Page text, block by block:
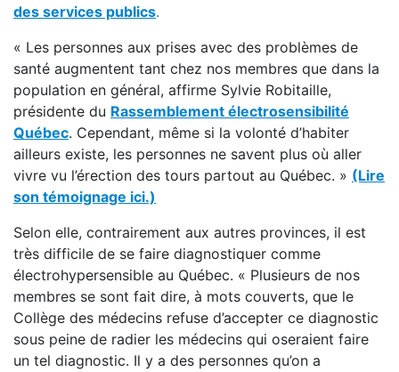
des services publics.
« Les personnes aux prises avec des problèmes de
santé augmentent tant chez nos membres que dans la
population en général, affirme Sylvie Robitaille,
présidente du Rassemblement électrosensibilité
Québec. Cependant, même si la volonté d’habiter
ailleurs existe, les personnes ne savent plus où aller
vivre vu l’érection des tours partout au Québec. » (Lire
son témoignage ici.)
Selon elle, contrairement aux autres provinces, il est
très difficile de se faire diagnostiquer comme
électrohypersensible au Québec. « Plusieurs de nos
membres se sont fait dire, à mots couverts, que le
Collège des médecins refuse d’accepter ce diagnostic
sous peine de radier les médecins qui oseraient faire
un tel diagnostic. Il y a des personnes qu’on a